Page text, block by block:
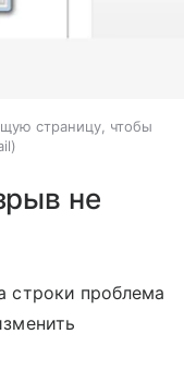
страницу, чтобы
не
строки проблема